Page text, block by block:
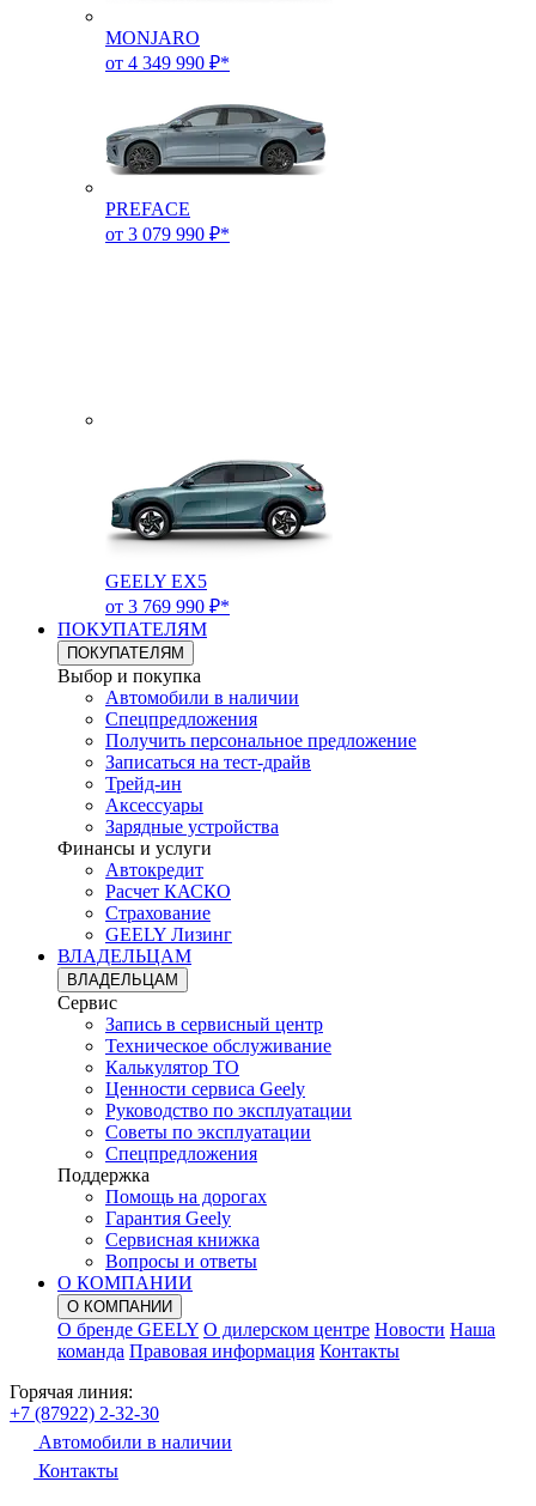
MONJARO
от 4 349 990 ₽*
PREFACE
от 3 079 990 ₽*
GEELY EX5
от 3 769 990 ₽*
ПОКУПАТЕЛЯМ
ПОКУПАТЕЛЯМ
Выбор и покупка
Автомобили в наличии
Спецпредложения
Получить персональное предложение
Записаться на тест-драйв
Трейд-ин
Аксессуары
Зарядные устройства
Финансы и услуги
Автокредит
Расчет КАСКО
Страхование
GEELY Лизинг
ВЛАДЕЛЬЦАМ
ВЛАДЕЛЬЦАМ
Сервис
Запись в сервисный центр
Техническое обслуживание
Калькулятор ТО
Ценности сервиса Geely
Руководство по эксплуатации
Советы по эксплуатации
Спецпредложения
Поддержка
Помощь на дорогах
Гарантия Geely
Сервисная книжка
Вопросы и ответы
О КОМПАНИИ
О КОМПАНИИ
О бренде GEELY О дилерском центре Новости Наша
команда Правовая информация Контакты
Горячая линия:
+7 (87922) 2-32-30
Автомобили в наличии
Контакты